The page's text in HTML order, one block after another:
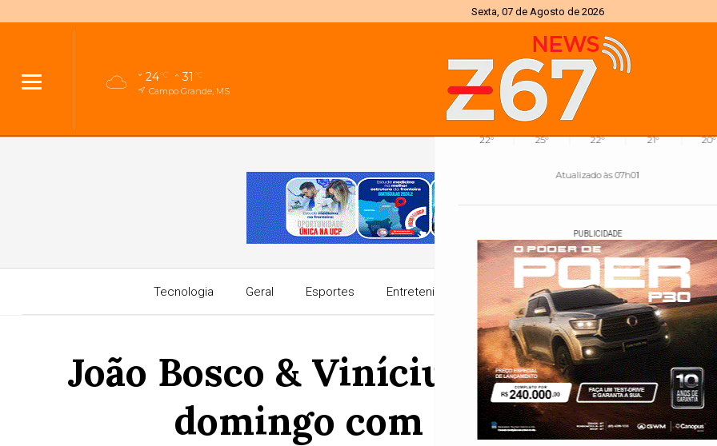
Sexta, 07 de Agosto de 2026
24°C 31 °C
Campo Grande, MS
Tecnologia Geral Esportes Entretenimento Política Concursos Economia
João Bosco & Vinícius encerram
domingo com show repleto
0%(0mm)
Chance de chuva
07h05
Nascer do sol
SÁB
35°
22°
DOM
35°
25°
SEG
22°
21°
20°
Atualizado às 07h01
PUBLICIDADE